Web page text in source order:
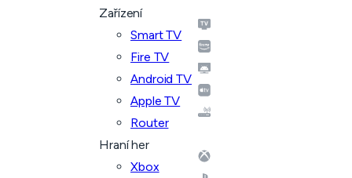
Zařízení
Smart TV
Fire TV
Android TV
Apple TV
Router
Hraní her
Xbox